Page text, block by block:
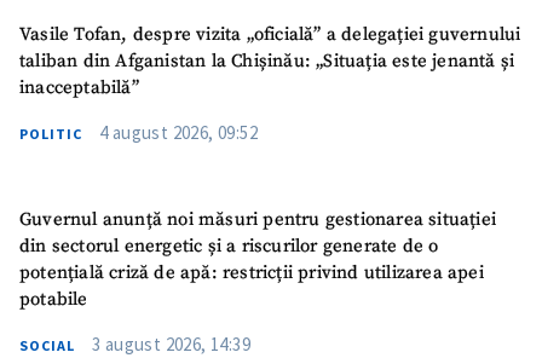
Vasile Tofan, despre vizita „oficială” a delegației guvernului
taliban din Afganistan la Chișinău: „Situația este jenantă și
inacceptabilă”
POLITIC 4 august 2026, 09:52
Guvernul anunță noi măsuri pentru gestionarea situației
din sectorul energetic și a riscurilor generate de o
potențială criză de apă: restricții privind utilizarea apei
potabile
SOCIAL 3 august 2026, 14:39